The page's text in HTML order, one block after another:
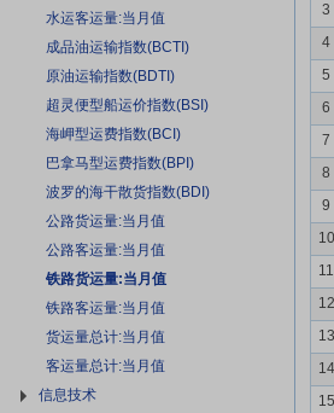
水运客运量:当月值
成品油运输指数(BCTI)
原油运输指数(BDTI)
超灵便型船运价指数(BSI)
海岬型运费指数(BCI)
巴拿马型运费指数(BPI)
波罗的海干散货指数(BDI)
公路货运量:当月值
公路客运量:当月值
铁路货运量:当月值
铁路客运量:当月值
货运量总计:当月值
客运量总计:当月值
信息技术
3
4
5
6
7
8
9
10
11
12
13
14
15